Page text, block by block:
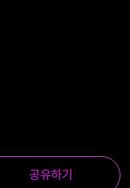
공유하기